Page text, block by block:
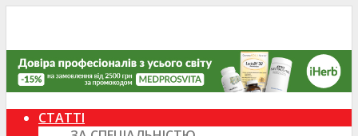
СТАТТІ